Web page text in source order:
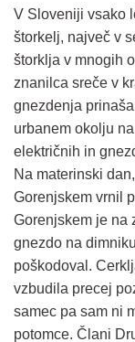
V Sloveniji vsako
štorkelj, največ v
štorklja v mnogih
znanilca sreče v
gnezdenja
urbanem okolju
električnih in
Na materinski
Gorenjskem vrnil
Gorenjskem je na
gnezdo na
poškodoval.
vzbudila precej
samec pa sam ni
potomce. Člani